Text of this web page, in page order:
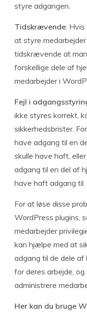
styre adgangen.
Tidskrævende: Hvis
at styre
tidskrævende at
forskellige dele af
medarbejder i
Fejl i
ikke styres korrekt,
sikkerhedsbrister.
have adgang til en
skulle have haft,
adgang til en del af
have haft adgang til.
For at løse disse
WordPress plugins,
medarbejder
kan hjælpe med at
adgang til de dele af
for deres arbejde,
administrere
Her kan du bruge